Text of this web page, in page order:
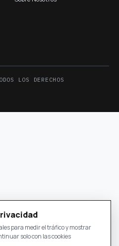
LOS DERECHOS
para medir el tráfico y mostrar
solo con las cookies